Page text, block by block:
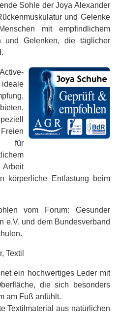
Sohle der Joya Alexander
und Gelenke
mit empfindlichem
und Gelenken, die täglicher
für
Arbeit
körperliche Entlastung beim
vom Forum: Gesunder
e.V. und dem Bundesverband
Textil
ein hochwertiges Leder mit
die sich besonders
am Fuß anfühlt.
Textilmaterial aus natürlichen